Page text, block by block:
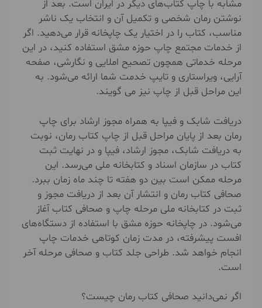
مشابه با چاپ کتاب‌های دیگر در ایران است. بعد از
نوشتن رمان شخصی و تکمیل آن و انتخاب یک ناشر
مناسب، کتاب را در اختیار یک چاپخانه قرار می‌دهید. اگر
از خدمات مجتمع چاپ حوزه مشق استفاده کنید، در این
مرحله خدماتی همچون تصحیح املایی و نگارشی، صفحه
آرایی، ویراستاری و تایپ خدمت شما ارائه می‌شود. به
این مراحل قبل از چاپ نیز می گویند.
دریافت شابک و فیپا به همراه مجوز ارشاد برای چاپ
رمان بعد از پایان مراحل قبل از چاپ کتاب رمان، نوبت
به دریافت شابک، مجوز ارشاد، فیپا و در نهایت ثبت
کتاب در سازمان اسناد و کتابخانه ملی می‌رسد. این
مرحله ممکن است بین دو هفته تا چند ماه زمان ببرد.
صحافی کتاب رمان و انتشار آن بعد از دریافت مجوز و
ثبت در کتابخانه ملی مرحله چاپ و صحافی کتاب آغاز
می‌شود. در چاپخانه حوزه مشق با استفاده از دستگاه‌های
افست پیشرفته، در مدت زمان کوتاهی خدمات چاپ
انجام خواهد شد. طراحی جلد کتاب و صحافی مرحله آخر
است.
اگر نمی‌دانید صحافی کتاب رمان چیست؟